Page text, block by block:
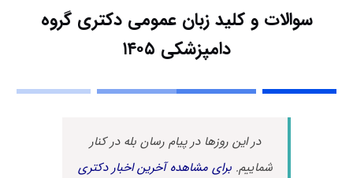
سوالات و کلید زبان عمومی دکتری گروه
دامپزشکی ۱۴۰۵
در این روزها در پیام رسان بله در کنار
شماییم.برای مشاهده آخرین اخبار دکتری